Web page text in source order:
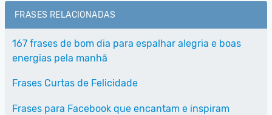
FRASES RELACIONADAS
167 frases de bom dia para espalhar alegria e boas
energias pela manhã
Frases Curtas de Felicidade
Frases para Facebook que encantam e inspiram